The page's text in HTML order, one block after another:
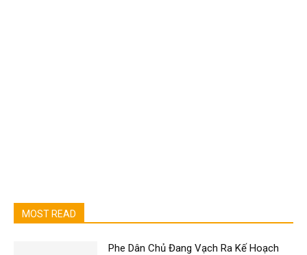
MOST READ
Phe Dân Chủ Đang Vạch Ra Kế Hoạch